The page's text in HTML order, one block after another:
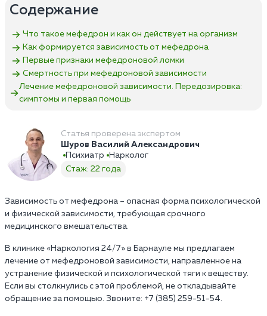
Содержание
Что такое мефедрон и как он действует на организм
Как формируется зависимость от мефедрона
Первые признаки мефедроновой ломки
Смертность при мефедроновой зависимости
Лечение мефедроновой зависимости. Передозировка:
симптомы и первая помощь
Статья проверена экспертом
Шуров Василий Александрович
Психиатр
Нарколог
Стаж: 22 года
Зависимость от мефедрона – опасная форма психологической
и физической зависимости, требующая срочного
медицинского вмешательства.
В клинике «Наркология 24/7» в Барнауле мы предлагаем
лечение от мефедроновой зависимости, направленное на
устранение физической и психологической тяги к веществу.
Если вы столкнулись с этой проблемой, не откладывайте
обращение за помощью. Звоните: +7 (385) 259-51-54.